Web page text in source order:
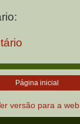
Página inicial
versão para a web